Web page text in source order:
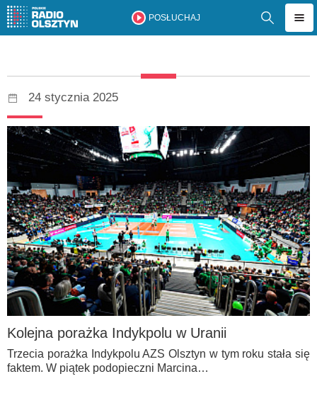
POSŁUCHAJ
24 stycznia 2025
Kolejna porażka Indykpolu w Uranii
Trzecia porażka Indykpolu AZS Olsztyn w tym roku stała się
faktem. W piątek podopieczni Marcina…